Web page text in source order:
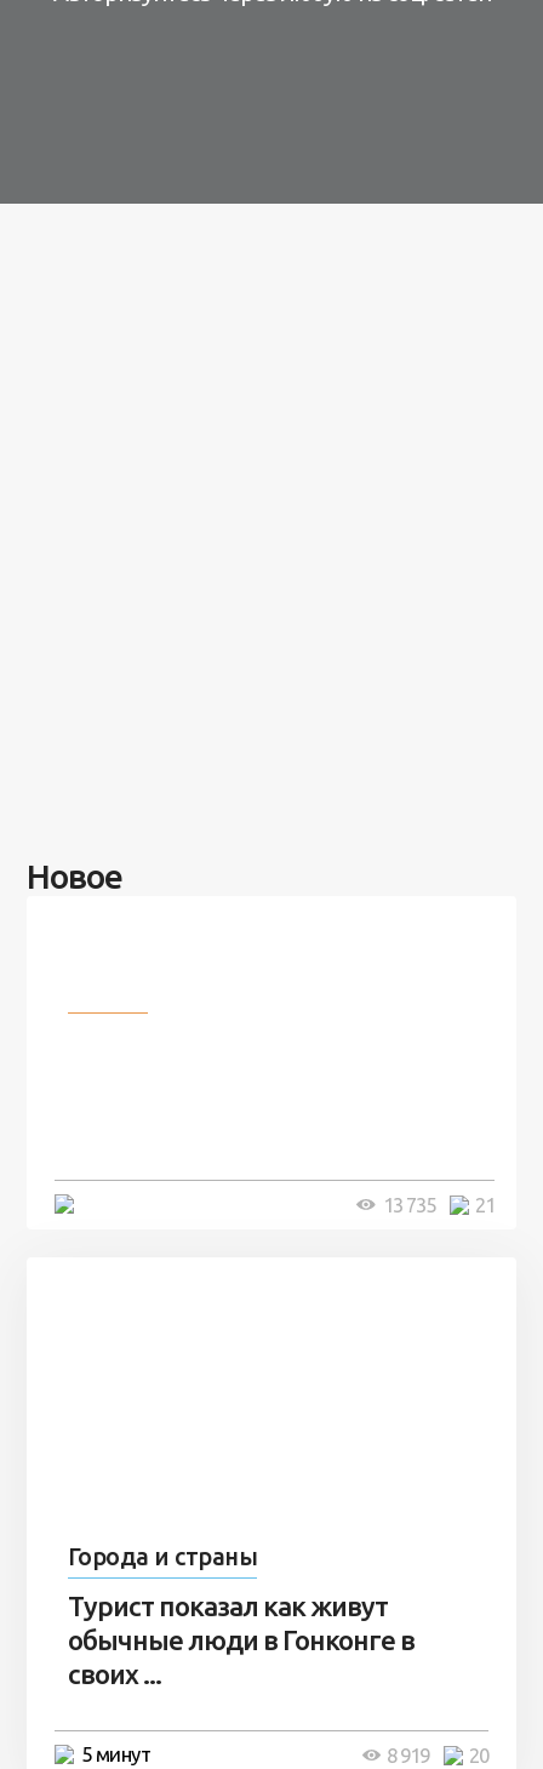
Новое
21
13 735
Города и страны
Турист показал как живут
обычные люди в Гонконге в
своих ...
5 минут 20
8 919